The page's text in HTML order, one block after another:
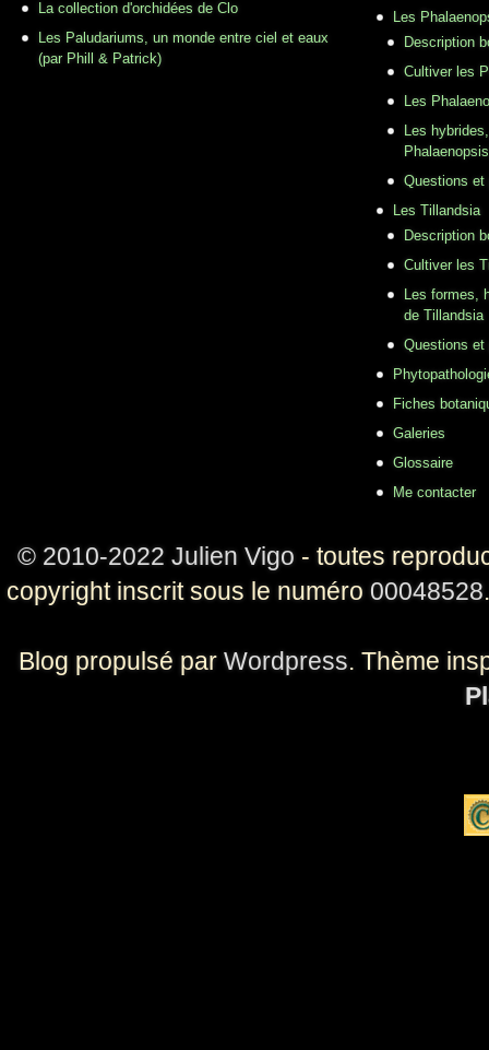
La collection d'orchidées de Clo
Les Paludariums, un monde entre ciel et eaux
(par Phill & Patrick)
Les
Description
Cultiver les
Les
Les
Phalaenopsis
Questions et
Les Tillandsia
Description
Cultiver les
Les formes,
de Tillandsia
Questions et
Fiches
Galeries
Glossaire
Me contacter
© 2010-2022 Julien Vigo - toutes
copyright inscrit sous le numéro 00048528
Blog propulsé par Wordpress. Thème